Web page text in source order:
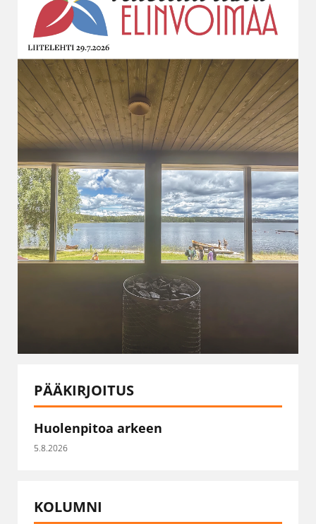
PÄÄKIRJOITUS
Huolenpitoa arkeen
5.8.2026
KOLUMNI